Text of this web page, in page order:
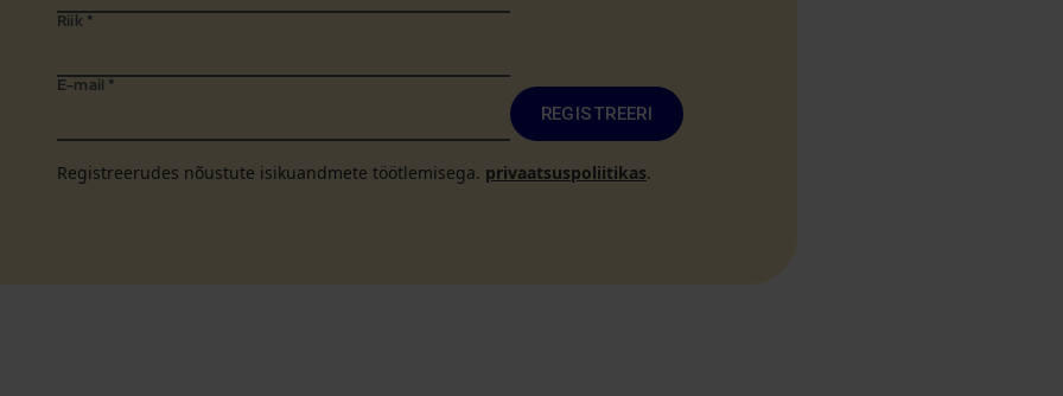
Riik *
E-mail *
REGISTREERI
Registreerudes nõustute isikuandmete töötlemisega. privaatsuspoliitikas.